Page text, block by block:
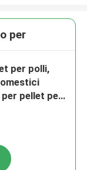
per
per polli,
pellet per